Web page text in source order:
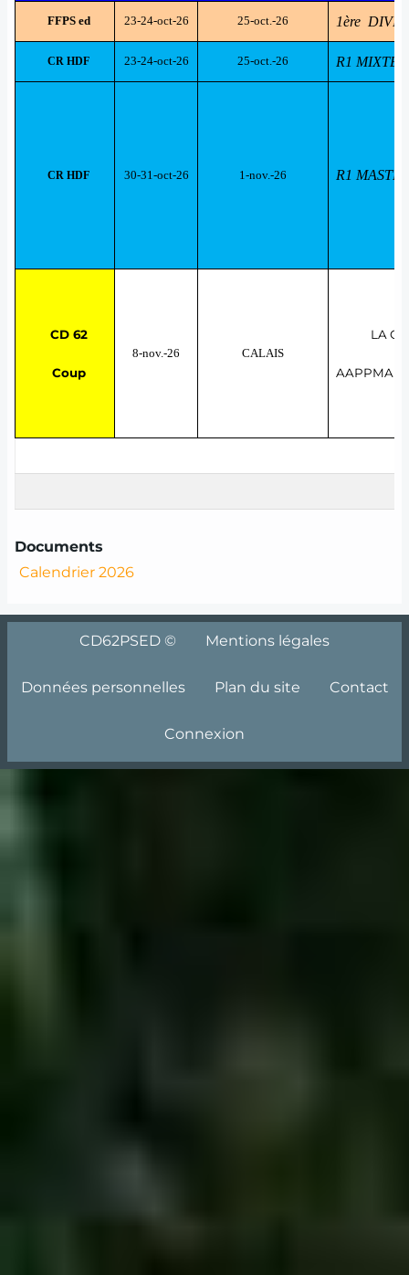
FFPS ed 23-24-oct-26 25-oct.-26 1ère
CR HDF 23-24-oct-26 25-oct.-26 R1
CR HDF 30-31-oct-26 1-nov.-26 R1
CD 62
Coup
8-nov.-26 CALAIS
LA
AAPPMA
Documents
Calendrier 2026
de
CD62PSED © Mentions légales
Données personnelles Plan du site Contact
Connexion